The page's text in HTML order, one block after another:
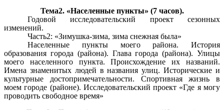
Тема2. «Населенные пункты» (7 часов).
Годовой исследовательский проект сезонных
изменений.
Часть2: «Зимушка-зима, зима снежная была»
Населенные пункты моего района. История
образования города (района). Глава города (района). Улицы
моего населенного пункта. Происхождение их названий.
Имена знаменитых людей в названия улиц. Исторические и
культурные достопримечательности. Спортивная жизнь в
моем городе (районе). Исследовательский проект «Где я могу
проводить свободное время»